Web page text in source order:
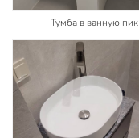
Тумба в ванную пик